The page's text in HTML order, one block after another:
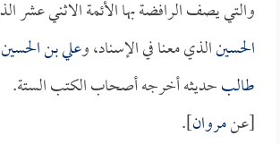
والتي يصف الرافضة بها الأئمة الاثني عشر
الحسينالذي معنا في الإسناد، وعلي بن
طالبحديثه أخرجه أصحاب الكتب الستة.
[عنمروان].